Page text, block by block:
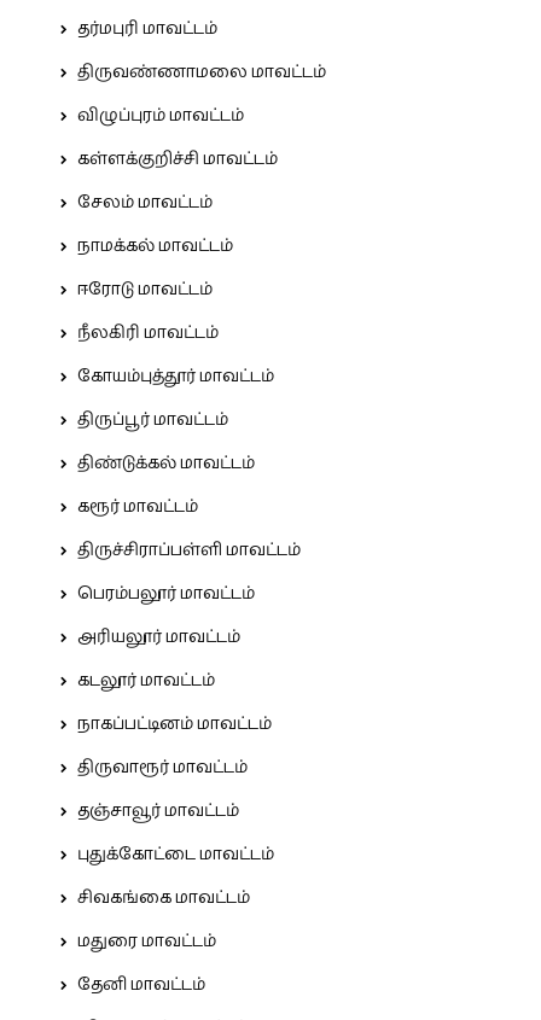
தர்மபுரி மாவட்டம்
திருவண்ணாமலை மாவட்டம்
விழுப்புரம் மாவட்டம்
கள்ளக்குறிச்சி மாவட்டம்
சேலம் மாவட்டம்
நாமக்கல் மாவட்டம்
ஈரோடு மாவட்டம்
நீலகிரி மாவட்டம்
கோயம்புத்தூர் மாவட்டம்
திருப்பூர் மாவட்டம்
திண்டுக்கல் மாவட்டம்
கரூர் மாவட்டம்
திருச்சிராப்பள்ளி மாவட்டம்
பெரம்பலூர் மாவட்டம்
அரியலூர் மாவட்டம்
கடலூர் மாவட்டம்
நாகப்பட்டினம் மாவட்டம்
திருவாரூர் மாவட்டம்
தஞ்சாவூர் மாவட்டம்
புதுக்கோட்டை மாவட்டம்
சிவகங்கை மாவட்டம்
மதுரை மாவட்டம்
தேனி மாவட்டம்